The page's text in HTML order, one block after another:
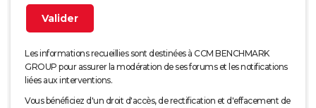
Les informations recueillies sont destinées à CCM BENCHMARK
GROUP pour assurer la modération de ses forums et les notifications
liées aux interventions.
Vous bénéficiez d'un droit d'accès, de rectification et d'effacement de